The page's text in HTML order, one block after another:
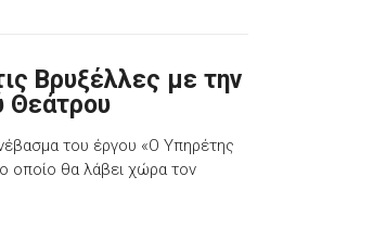
Βρυξέλλες με την
Θεάτρου
του έργου «Ο Υπηρέτης
οποίο θα λάβει χώρα τον